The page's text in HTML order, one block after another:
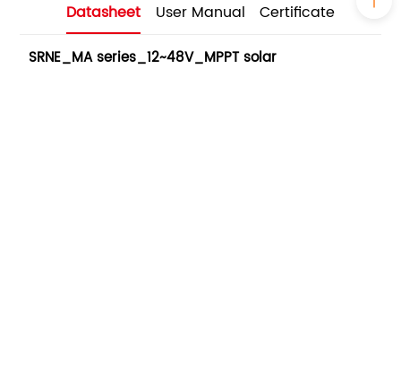
Datasheet User Manual Certificate
SRNE_MA series_12~48V_MPPT solar